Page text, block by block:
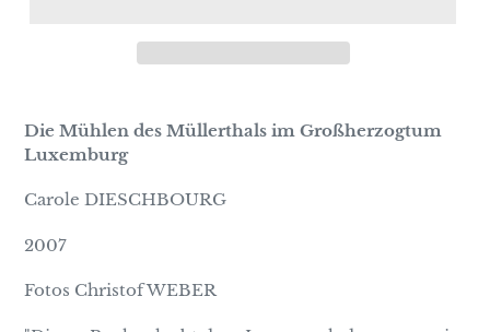
Die Mühlen des Müllerthals im Großherzogtum
Luxemburg
Carole DIESCHBOURG
2007
Fotos Christof WEBER